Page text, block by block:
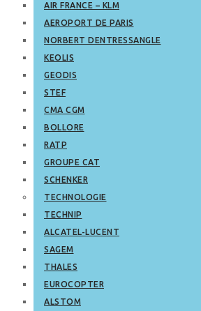
AIR FRANCE – KLM
AEROPORT DE PARIS
NORBERT DENTRESSANGLE
KEOLIS
GEODIS
STEF
CMA CGM
BOLLORE
RATP
GROUPE CAT
SCHENKER
TECHNOLOGIE
TECHNIP
ALCATEL-LUCENT
SAGEM
THALES
EUROCOPTER
ALSTOM